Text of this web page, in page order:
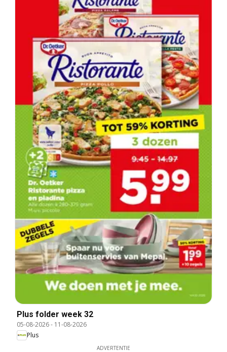
Plus folder week 32
05-08-2026- 11-08-2026
Plus
ADVERTENTIE